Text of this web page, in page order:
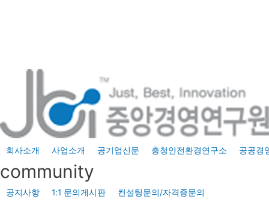
회사소개 사업소개 공기업신문 충청안전환경연구소 공공경
community
공지사항 1:1 문의게시판 컨설팅문의/자격증문의